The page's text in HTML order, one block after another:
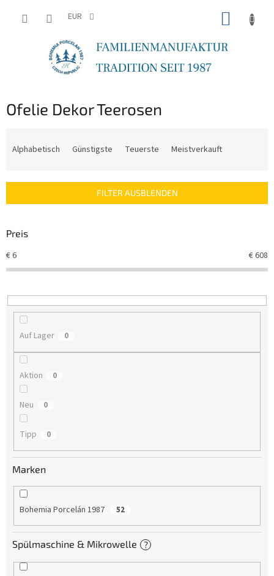
EUR
Ofelie Dekor Teerosen
k
s
r
t
e
r
Alphabetisch Günstigste Teuerste Meistverkauft
FILTER AUSBLENDEN
Preis
€6 €608
Auf Lager 0
Aktion 0
Neu 0
Tipp 0
Marken
Bohemia Porcelán 1987 52
Spülmaschine & Mikrowelle ?